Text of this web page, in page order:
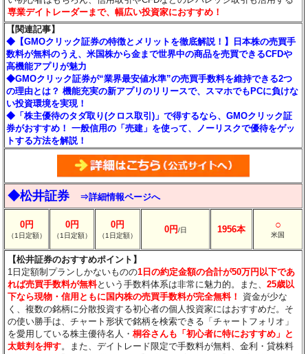
専業デイトレーダーまで、幅広い投資家におすすめ！
【関連記事】
◆【GMOクリック証券の特徴とメリットを徹底解説！】日本株の売買手
数料が無料のうえ、米国株から金まで世界中の商品を売買できるCFDや
高機能アプリが魅力
◆GMOクリック証券が“業界最安値水準”の売買手数料を維持できる2つ
の理由とは？ 機能充実の新アプリのリリースで、スマホでもPCに負けな
い投資環境を実現！
◆「株主優待のタダ取り(クロス取引)」で得するなら、GMOクリック証
券がおすすめ！ 一般信用の「売建」を使って、ノーリスクで優待をゲッ
トする方法を解説！
◆松井証券 ⇒詳細情報ページへ
0円
（1日定額）
0円
（1日定額）
0円
（1日定額）
0円/日 1956本 ○
米国
【松井証券のおすすめポイント】
1日定額制プランしかないものの1日の約定金額の合計が50万円以下であ
れば売買手数料が無料という手数料体系は非常に魅力的。また、25歳以
下なら現物・信用ともに国内株の売買手数料が完全無料！
資金が少な
く、複数の銘柄に分散投資する初心者の個人投資家にはおすすめだ。そ
の使い勝手は、チャート形状で銘柄を検索できる「チャートフォリオ」
を愛用している株主優待名人・桐谷さんも「初心者に特におすすめ」と
太鼓判を押す。また、デイトレード限定で手数料が無料、金利・貸株料